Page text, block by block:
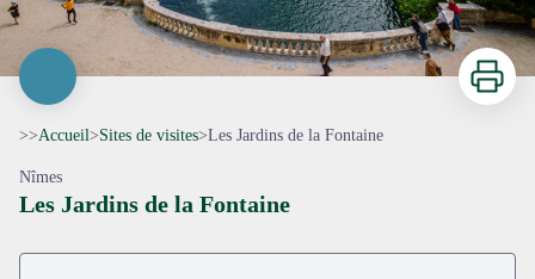
Imprimer
>>Accueil>Sites de visites>Les Jardins de la Fontaine
Nîmes
Les Jardins de la Fontaine